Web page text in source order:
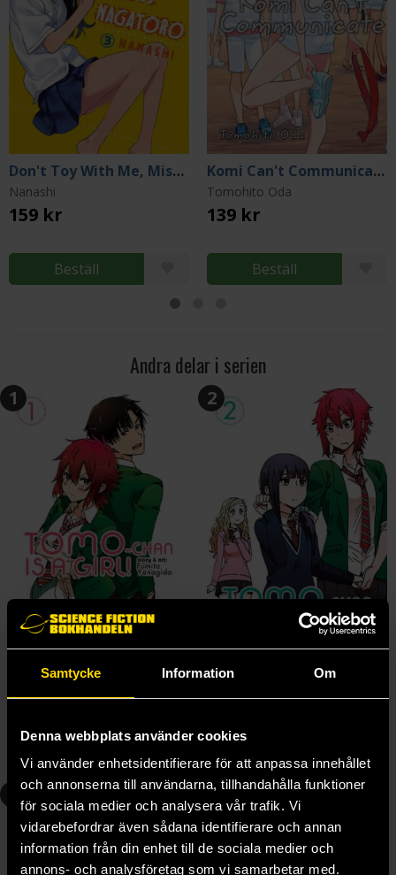
Samtycke Information Om
Denna webbplats använder cookies
Vi använder enhetsidentifierare för att anpassa innehållet
och annonserna till användarna, tillhandahålla funktioner
för sociala medier och analysera vår trafik. Vi
vidarebefordrar även sådana identifierare och annan
information från din enhet till de sociala medier och
annons- och analysföretag som vi samarbetar med.
Don't Toy With Me, Miss Nagatoro, volume 3
Nanashi
159 kr
Beställ
Komi Can't Communicate Vol 4
Tomohito Oda
139 kr
Beställ
Andra delar i serien
1
Fumita Yanagida
159 kr
Läs mer
2
Fumita Yanagida
159 kr
Beställ
4